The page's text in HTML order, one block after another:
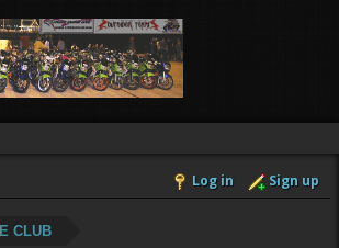
Log in Sign up
CLUB